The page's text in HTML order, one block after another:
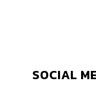
SOCIAL